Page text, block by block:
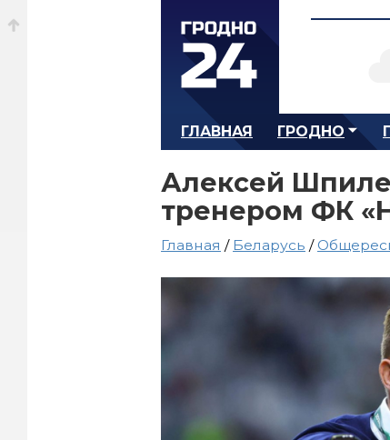
ГЛАВНАЯ ГРОДНО
Алексей
тренером ФК
Главная / Беларусь /